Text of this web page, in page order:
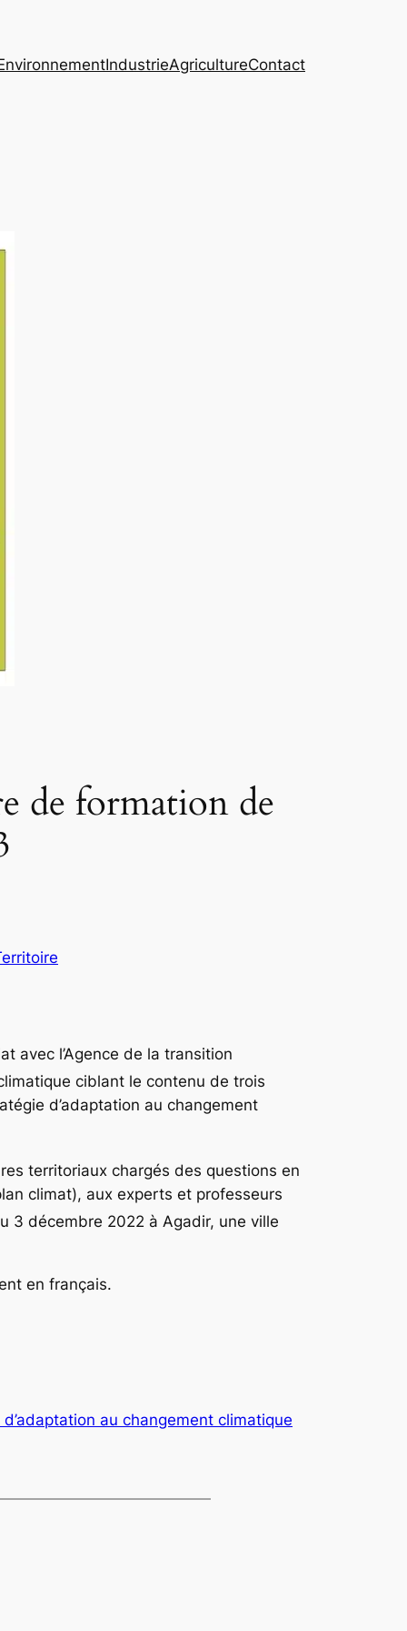
IndustrieAgricultureContact
de formation de
avec l’Agence de la transition
ciblant le contenu de trois
d’adaptation au changement
territoriaux chargés des questions en
climat), aux experts et professeurs
3 décembre 2022 à Agadir, une ville
en français.
au changement climatique